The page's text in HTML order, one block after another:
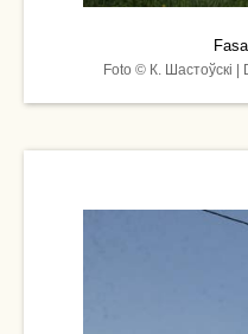
Foto © К. Шастоўскі